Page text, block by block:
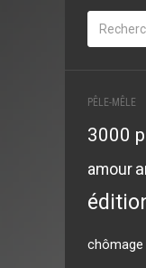
PÊLE-MÊLE
3000
amour
chômage